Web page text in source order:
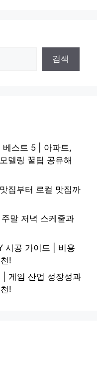
검색
베스트 5 | 아파트,
델링 꿀팁 공유해
집부터 로컬 맛집까
말 저녁 스케줄과
시공 가이드 | 비용
!
| 게임 산업 성장성과
!